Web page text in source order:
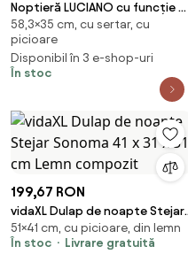
Noptieră LUCIANO cu funcție de
încărcare, 35x45x58,3 cm, alb
Vasagle
58,3×35 cm, cu sertar, cu
picioare
Disponibil în 3 e-shop-uri
În stoc
199,67 RON
vidaXL Dulap de noapte Stejar
Sonoma 41 x 31 x 51 cm Lemn
compozit
51×41 cm, cu picioare, din lemn
În stoc
Livrare gratuită